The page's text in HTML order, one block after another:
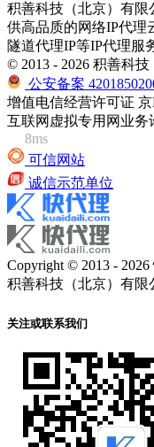
积善科技（北京）有限
供高品质的网络IP代理
隧道代理IP等IP代理服
© 2013 - 2026 积善科
公安备案
增值电信经营许可证 京
互联网虚拟专用网业务
8ms
可信网站
诚信示范单位
Copyright © 2013 -
积善科技（北京）有限
关注或联系我们